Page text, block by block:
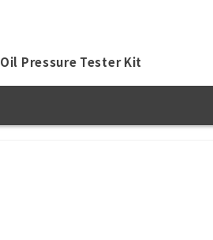
Oil Pressure Tester Kit